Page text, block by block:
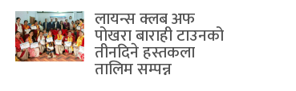
लायन्स क्लब अफ
पोखरा बाराही टाउनको
तीनदिने हस्तकला
तालिम सम्पन्न